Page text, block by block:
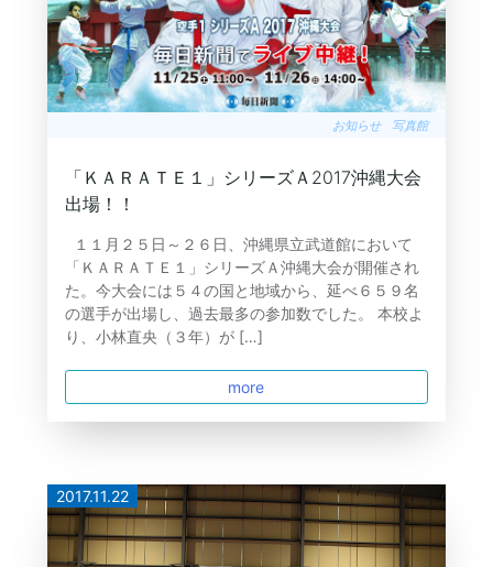
お知らせ 写真館
「ＫＡＲＡＴＥ１」シリーズＡ2017沖縄大会
出場！！
１１月２５日～２６日、沖縄県立武道館において
「ＫＡＲＡＴＥ１」シリーズＡ沖縄大会が開催され
た。今大会には５４の国と地域から、延べ６５９名
の選手が出場し、過去最多の参加数でした。 本校よ
り、小林直央（３年）が […]
more
2017.11.22